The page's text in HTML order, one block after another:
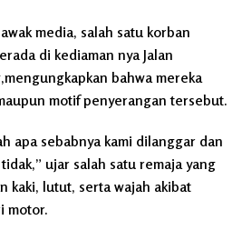
media, salah satu korban
di kediaman nya Jalan
bahwa mereka
motif penyerangan tersebut.
apa sebabnya kami dilanggar dan
ujar salah satu remaja yang
kaki, lutut, serta wajah akibat
motor.